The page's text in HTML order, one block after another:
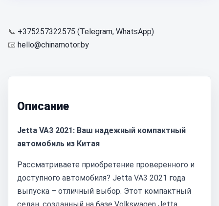
📞 +375257322575 (Telegram, WhatsApp)
📧 hello@chinamotor.by
Описание
Jetta VA3 2021: Ваш надежный компактный
автомобиль из Китая
Рассматриваете приобретение проверенного и
доступного автомобиля? Jetta VA3 2021 года
выпуска – отличный выбор. Этот компактный